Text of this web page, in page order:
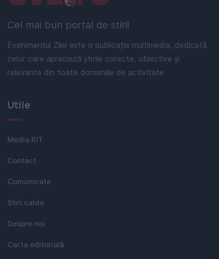
Cel mai bun portal de stiri!
Evenimentul Zilei este o publicație multimedia, dedicată
celor care apreciază știrile corecte, obiective și
relevante din toate domeniile de activitate
Utile
Media KIT
Contact
Comunicate
Stiri calde
Despre noi
Carta editorială